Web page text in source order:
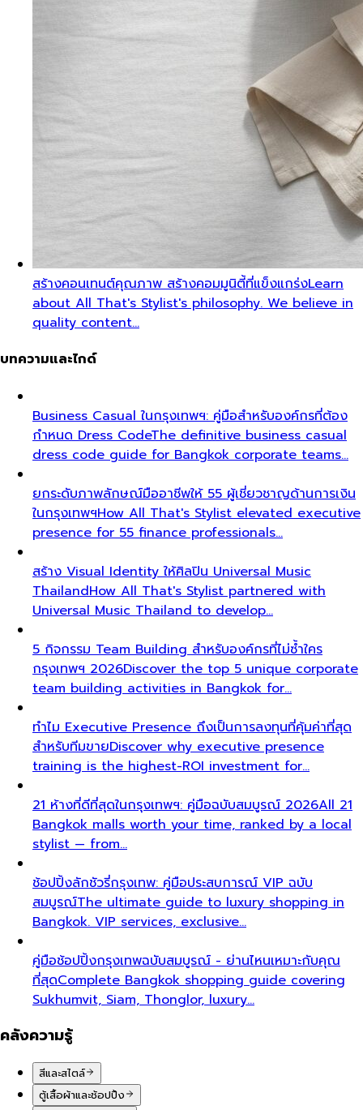
สร้างคอนเทนต์คุณภาพ สร้างคอมมูนิตี้ที่แข็งแกร่งLearn
about All That's Stylist's philosophy. We believe in
quality content…
บทความและไกด์
Business Casual ในกรุงเทพฯ: คู่มือสำหรับองค์กรที่ต้อง
กำหนด Dress CodeThe definitive business casual
dress code guide for Bangkok corporate teams…
ยกระดับภาพลักษณ์มืออาชีพให้ 55 ผู้เชี่ยวชาญด้านการเงิน
ในกรุงเทพฯHow All That's Stylist elevated executive
presence for 55 finance professionals…
สร้าง Visual Identity ให้ศิลปิน Universal Music
ThailandHow All That's Stylist partnered with
Universal Music Thailand to develop…
5 กิจกรรม Team Building สำหรับองค์กรที่ไม่ซ้ำใคร
กรุงเทพฯ 2026Discover the top 5 unique corporate
team building activities in Bangkok for…
ทำไม Executive Presence ถึงเป็นการลงทุนที่คุ้มค่าที่สุด
สำหรับทีมขายDiscover why executive presence
training is the highest-ROI investment for…
21 ห้างที่ดีที่สุดในกรุงเทพฯ: คู่มือฉบับสมบูรณ์ 2026All 21
Bangkok malls worth your time, ranked by a local
stylist — from…
ช้อปปิ้งลักชัวรี่กรุงเทพ: คู่มือประสบการณ์ VIP ฉบับ
สมบูรณ์The ultimate guide to luxury shopping in
Bangkok. VIP services, exclusive…
คู่มือช้อปปิ้งกรุงเทพฉบับสมบูรณ์ - ย่านไหนเหมาะกับคุณ
ที่สุดComplete Bangkok shopping guide covering
Sukhumvit, Siam, Thonglor, luxury…
คลังความรู้
สีและสไตล์
ตู้เสื้อผ้าและช้อปปิ้ง